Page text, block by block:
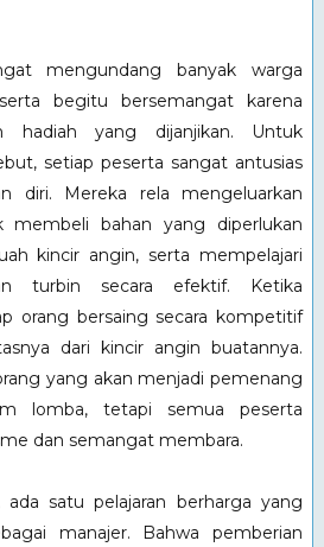
mengundang banyak warga
begitu bersemangat karena
hadiah yang dijanjikan. Untuk
setiap peserta sangat antusias
diri. Mereka rela mengeluarkan
membeli bahan yang diperlukan
kincir angin, serta mempelajari
turbin secara efektif. Ketika
orang bersaing secara kompetitif
dari kincir angin buatannya.
yang akan menjadi pemenang
lomba, tetapi semua peserta
dan semangat membara.
ada satu pelajaran berharga yang
manajer. Bahwa pemberian